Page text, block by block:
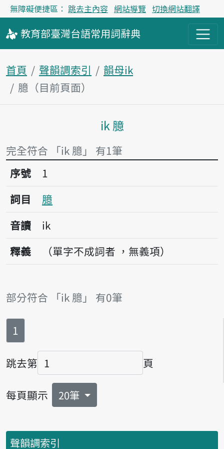
無障礙便捷區： 跳去主內容 網站導覽 切換網站翻譯
教育部臺灣台語常用詞辭典
首頁 聲韻調索引
韻母ik
臆（目前頁面）
主內容區塊
ik 臆
完全符合 「ik 臆」 有1筆
序號1臆
序號
1
詞目
臆
音讀
ik
釋義
（單字不成詞者 ，無義項）
部分符合 「ik 臆」 有0筆
第
1
跳去第
頁碼
頁
每頁顯示 20筆
聲韻調索引